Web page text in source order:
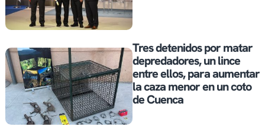
Tres detenidos por matar
depredadores, un lince
entre ellos, para aumentar
la caza menor en un coto
de Cuenca